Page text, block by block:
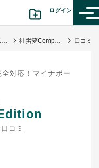
ログイン
労務管理システム 社労夢Company Edition
対応！マイナポー
コミ